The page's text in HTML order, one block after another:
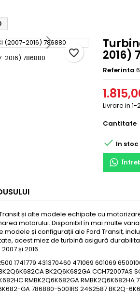
2016)
Referinta
Livrare in
Cantitate
favorite_border
 In stoc
și alte modele echipate cu
motorului. Disponibil în mai multe
și configurații ale Ford Transit,
acest miez de turbină asigură
și 2016.
1741779 431370460 471069 601069
BK2Q6K682GA CCH72007AS
RMBK2Q6K682GA
GA 786880-5001RS 2462587 BK2Q-